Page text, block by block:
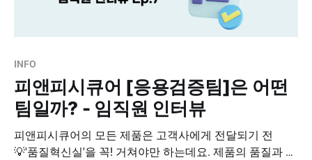
INFO
피앤피시큐어 [응용검증팀]은 어떤
팀일까? - 임직원 인터뷰
피앤피시큐어의 모든 제품은 고객사에게 전달되기 전
💡'품질혁신실'을 꼭! 거쳐야만 하는데요. 제품의 품질과 성